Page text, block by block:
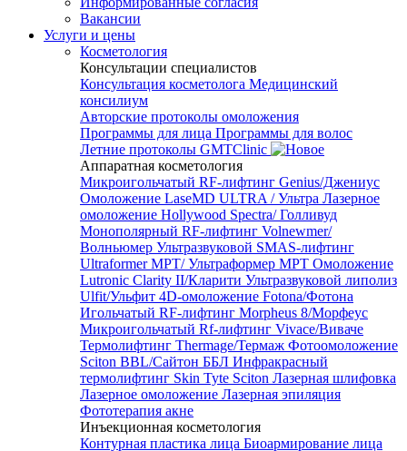
Вакансии
Услуги и цены
Косметология
Консультации специалистов
Консультация косметолога Медицинский
консилиум
Авторские протоколы омоложения
Программы для лица Программы для волос
Летние протоколы GMTClinic
Аппаратная косметология
Микроигольчатый RF-лифтинг Genius/Джениус
Омоложение LaseMD ULTRA / Ультра Лазерное
омоложение Hollywood Spectra/ Голливуд
Монополярный RF-лифтинг Volnewmer/
Волньюмер Ультразвуковой SMAS-лифтинг
Ultraformer MPT/ Ультраформер MPT Омоложение
Lutronic Clarity II/Кларити Ультразвуковой липолиз
Ulfit/Ульфит 4D-омоложение Fotona/Фотона
Игольчатый RF-лифтинг Morpheus 8/Морфеус
Микроигольчатый Rf-лифтинг Vivace/Виваче
Термолифтинг Thermage/Термаж Фотоомоложение
Sciton BBL/Сайтон ББЛ Инфракрасный
термолифтинг Skin Tyte Sciton Лазерная шлифовка
Лазерное омоложение Лазерная эпиляция
Фототерапия акне
Инъекционная косметология
Контурная пластика лица Биоармирование лица